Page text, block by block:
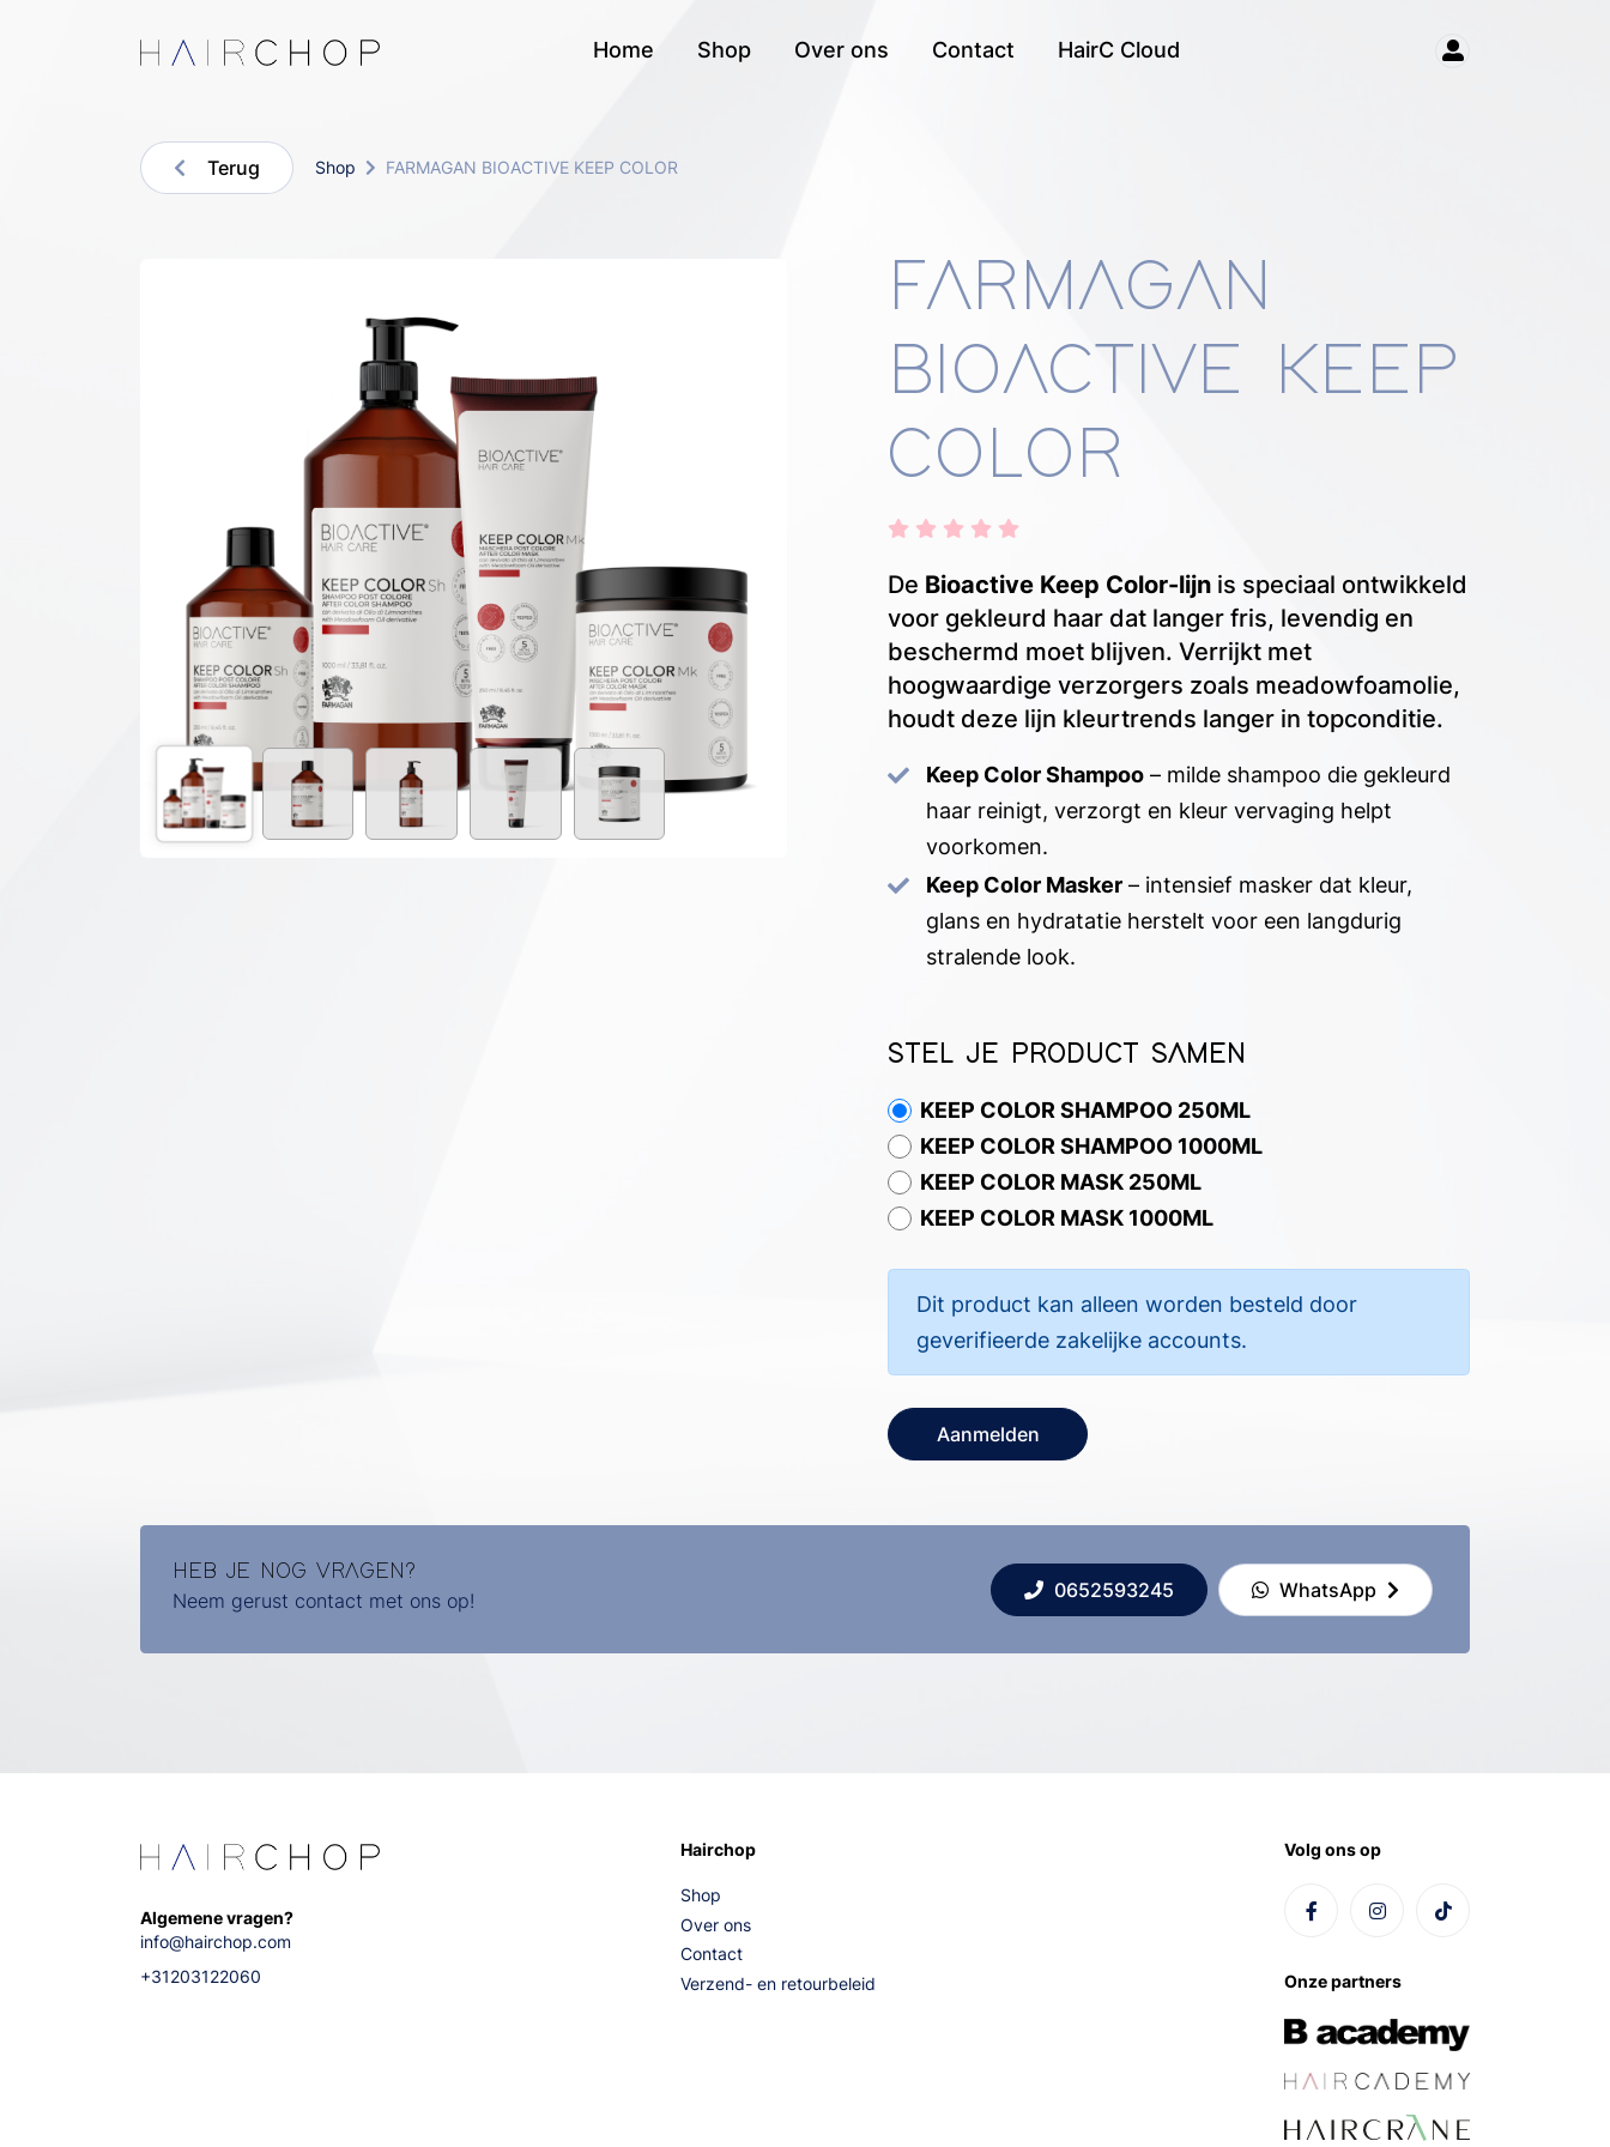
Home Shop Over ons Contact HairC Cloud
Terug Shop FARMAGAN BIOACTIVE KEEP COLOR
KEEP COLOR SHAMPOO 250ML
FARMAGAN
BIOACTIVE KEEP
COLOR
De Bioactive Keep Color-lijn is speciaal ontwikkeld
voor gekleurd haar dat langer fris, levendig en
beschermd moet blijven. Verrijkt met
hoogwaardige verzorgers zoals meadowfoamolie,
houdt deze lijn kleurtrends langer in topconditie.
Keep Color Shampoo – milde shampoo die gekleurd
haar reinigt, verzorgt en kleur vervaging helpt
voorkomen.
Keep Color Masker – intensief masker dat kleur,
glans en hydratatie herstelt voor een langdurig
stralende look.
STEL JE PRODUCT SAMEN
KEEP COLOR SHAMPOO 250ML
KEEP COLOR SHAMPOO 1000ML
KEEP COLOR MASK 250ML
KEEP COLOR MASK 1000ML
Dit product kan alleen worden besteld door
geverifieerde zakelijke accounts.
Aanmelden
HEB JE NOG VRAGEN?
Neem gerust contact met ons op! 0652593245 WhatsApp
Algemene vragen?
info@hairchop.com
+31203122060
Hairchop
Shop
Over ons
Contact
Verzend- en retourbeleid
Volg ons op
Onze partners